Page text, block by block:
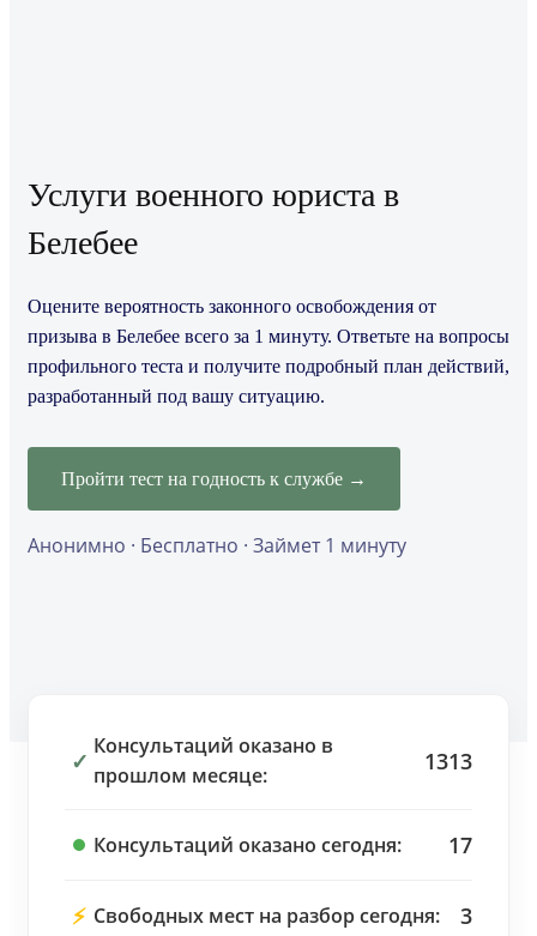
Услуги военного юриста в
Белебее
Оцените вероятность законного освобождения от
призыва в Белебее всего за 1 минуту. Ответьте на вопросы
профильного теста и получите подробный план действий,
разработанный под вашу ситуацию.
Пройти тест на годность к службе →
Анонимно · Бесплатно · Займет 1 минуту
✓
Консультаций оказано в
прошлом месяце:
1313
Консультаций оказано сегодня: 17
⚡ Свободных мест на разбор сегодня: 3